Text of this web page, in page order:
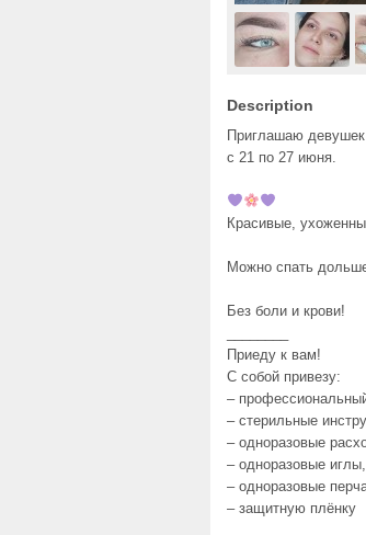
Description
Приглашаю девушек
с 21 по 27 июня.
Красивые,
Можно спать
Без боли и крови!
Приеду к вам!
С собой привезу:
–
– стерильные
– одноразовые
– одноразовые иглы,
– одноразовые
– защитную плёнку